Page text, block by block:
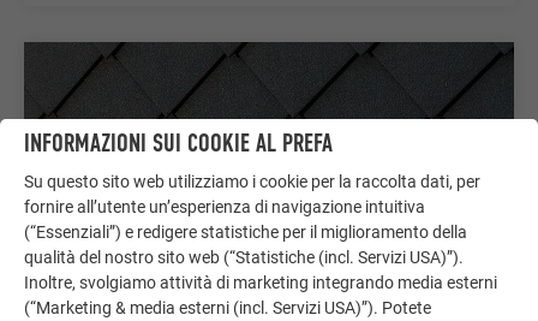
INFORMAZIONI SUI COOKIE AL PREFA
Su questo sito web utilizziamo i cookie per la raccolta dati, per
fornire all’utente un’esperienza di navigazione intuitiva
(“Essenziali”) e redigere statistiche per il miglioramento della
qualità del nostro sito web (“Statistiche (incl. Servizi USA)”).
Inoltre, svolgiamo attività di marketing integrando media esterni
(“Marketing & media esterni (incl. Servizi USA)”). Potete